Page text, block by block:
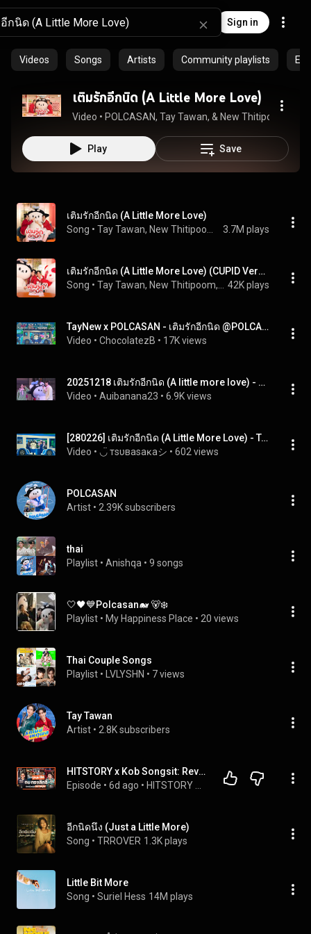
Sign in
Videos Songs Artists Community playlists
เติมรักอีกนิด (A Little More Love)
Video • POLCASAN, Tay Tawan, & New Thitipoom
Play Save
เติมรักอีกนิด (A Little More Love)
Song • 3.7M plays
เติมรักอีกนิด (A Little More Love) (CUPID Version)
Song • 42K plays
TayNew x POLCASAN - เติมรักอีกนิด @POLCA FAM MEETING D1 - 28 Feb 2026 [4K]
Video • ChocolatezB • 17K views
20251218 เติมรักอีกนิด (A little more love) - Tay New Polcasan #ThePowerGiftivalxTayNew #polcasan
Video • Auibanana23 • 6.9K views
[280226] เติมรักอีกนิด (A Little More Love) - Tay•New•Polcasan #PolcaFamMeeting
Video • ◡̈ тѕυвaѕaĸaシ • 602 views
POLCASAN
Artist • 2.39K subscribers
thai
Playlist • Anishqa • 9 songs
🤍🖤💙Polcasan🐋 🐻‍❄️
Playlist • My Happiness Place • 20 views
Thai Couple Songs
Playlist • LVLYSHN • 7 views
Tay Tawan
Artist • 2.8K subscribers
HITSTORY x Kob Songsit: Revealing Every Hit Aspect of 'Kob Songsit', A Man of Many Sides [FULL EP...
Episode • 6d ago •
อีกนิดนึง (Just a Little More)
Song • TRROVER 1.3K plays
Little Bit More
Song • Suriel Hess 14M plays